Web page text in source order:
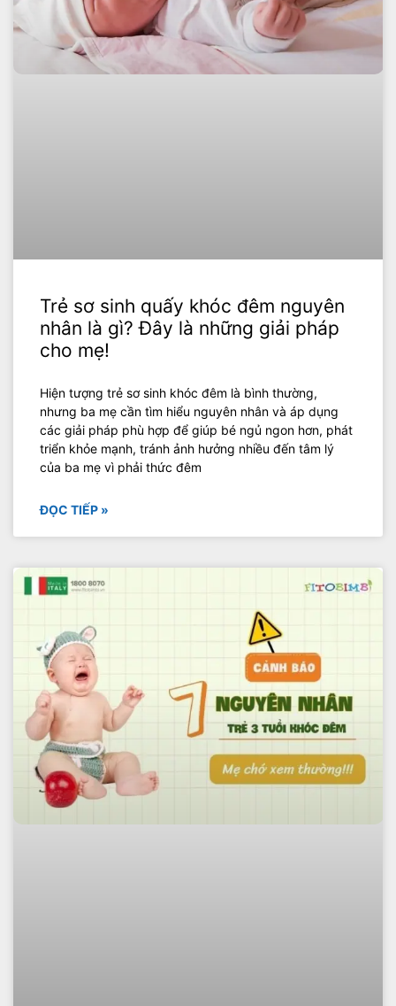
Trẻ sơ sinh quấy khóc đêm nguyên
nhân là gì? Đây là những giải pháp
cho mẹ!
Hiện tượng trẻ sơ sinh khóc đêm là bình thường,
nhưng ba mẹ cần tìm hiểu nguyên nhân và áp dụng
các giải pháp phù hợp để giúp bé ngủ ngon hơn, phát
triển khỏe mạnh, tránh ảnh hưởng nhiều đến tâm lý
của ba mẹ vì phải thức đêm
ĐỌC TIẾP »